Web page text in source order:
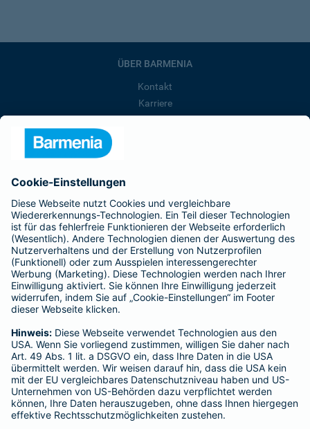
ÜBER BARMENIA
Kontakt
Karriere
Barmenia ist Teil der BarmeniaGothaer
BELIEBTE SEITEN
Kranken-Zusatzversicherung
Tierversicherungen
Haftpflichtversicherung
Hausratversicherung
Adresse ändern
Schaden melden
Kilometerstandsmeldung
Serviceübersicht